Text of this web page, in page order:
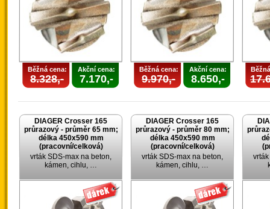
Běžná cena:
8.328,-
Akční cena:
7.170,-
Běžná cena:
9.970,-
Akční cena:
8.650,-
DIAGER Crosser 165
průrazový - průměr 65 mm;
délka 450x590 mm
(pracovní/celková)
vrták SDS-max na beton,
kámen, cihlu, …
DIAGER Crosser 165
průrazový - průměr 80 mm;
délka 450x590 mm
(pracovní/celková)
vrták SDS-max na beton,
kámen, cihlu, …